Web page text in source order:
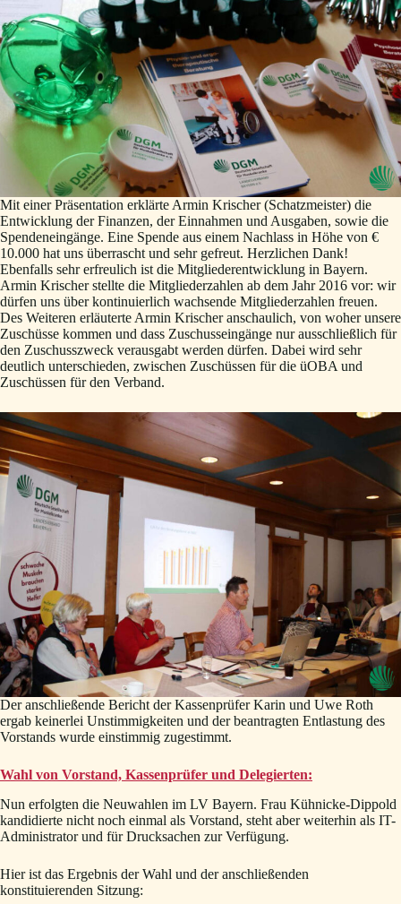
Mit einer Präsentation erklärte Armin Krischer (Schatzmeister) die
Entwicklung der Finanzen, der Einnahmen und Ausgaben, sowie die
Spendeneingänge. Eine Spende aus einem Nachlass in Höhe von €
10.000 hat uns überrascht und sehr gefreut. Herzlichen Dank!
Ebenfalls sehr erfreulich ist die Mitgliederentwicklung in Bayern.
Armin Krischer stellte die Mitgliederzahlen ab dem Jahr 2016 vor: wir
dürfen uns über kontinuierlich wachsende Mitgliederzahlen freuen.
Des Weiteren erläuterte Armin Krischer anschaulich, von woher unsere
Zuschüsse kommen und dass Zuschusseingänge nur ausschließlich für
den Zuschusszweck verausgabt werden dürfen. Dabei wird sehr
deutlich unterschieden, zwischen Zuschüssen für die üOBA und
Zuschüssen für den Verband.
Der anschließende Bericht der Kassenprüfer Karin und Uwe Roth
ergab keinerlei Unstimmigkeiten und der beantragten Entlastung des
Vorstands wurde einstimmig zugestimmt.
Wahl von Vorstand, Kassenprüfer und Delegierten:
Nun erfolgten die Neuwahlen im LV Bayern. Frau Kühnicke-Dippold
kandidierte nicht noch einmal als Vorstand, steht aber weiterhin als IT-
Administrator und für Drucksachen zur Verfügung.
Hier ist das Ergebnis der Wahl und der anschließenden
konstituierenden Sitzung: